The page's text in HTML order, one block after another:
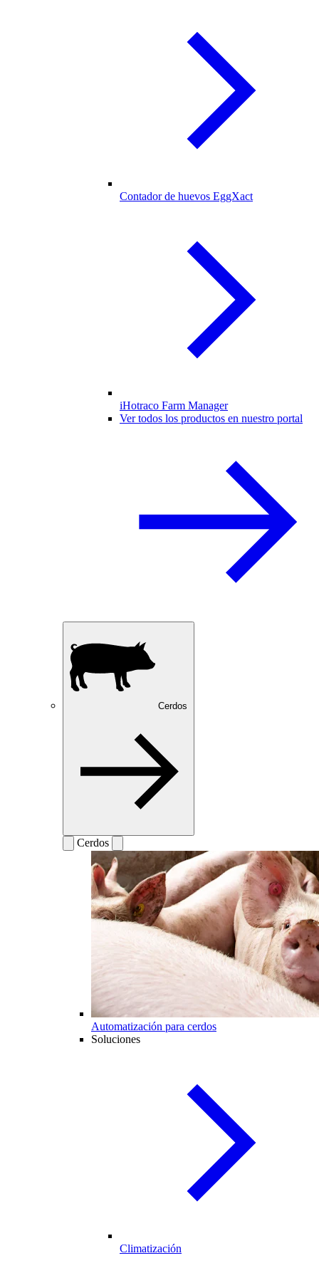
Contador de huevos EggXact
iHotraco Farm Manager
Ver todos los productos en nuestro portal
Cerdos
Cerdos
Automatización para cerdos
Soluciones
Climatización